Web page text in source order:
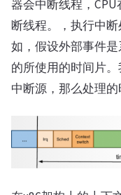
器会中断线程，
断线程。，执行中
如，假设外部事件
的所使用的时间片
中断源，那么处理